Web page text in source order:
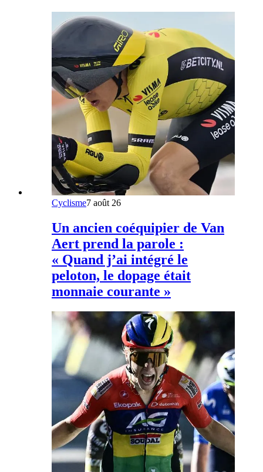
Cyclisme7 août 26
Un ancien coéquipier de Van
Aert prend la parole :
« Quand j’ai intégré le
peloton, le dopage était
monnaie courante »